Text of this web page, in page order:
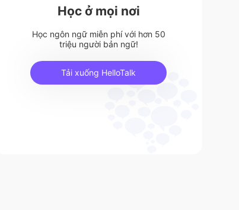
Học ở mọi nơi
Học ngôn ngữ miễn phí với hơn 50
triệu người bản ngữ!
Tải xuống HelloTalk